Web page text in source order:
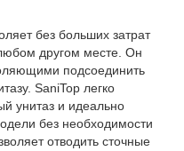
без больших затрат
другом месте. Он
подсоединить
SaniTop легко
унитаз и идеально
без необходимости
отводить сточные